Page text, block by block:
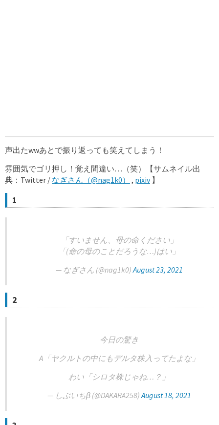
声出たwwあとで振り返っても笑えてしまう！
雰囲気でゴリ押し！覚え間違い…（笑）【サムネイル出
典：Twitter / なぎさん（@nag1k0） , pixiv】
1
「すいません、母の命ください」
「(命の母のことだろうな…)はい」
— なぎさん (@nag1k0)August 23, 2021
2
今日の驚き
A「ヤクルトの中にもデルタ株入ってたよな」
わい「シロタ株じゃね…？」
— しぶいちβ (@DAKARA258)August 18, 2021